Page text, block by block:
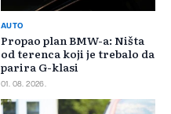
AUTO
Propao plan BMW-a: Ništa
od terenca koji je trebalo da
parira G-klasi
01. 08. 2026.